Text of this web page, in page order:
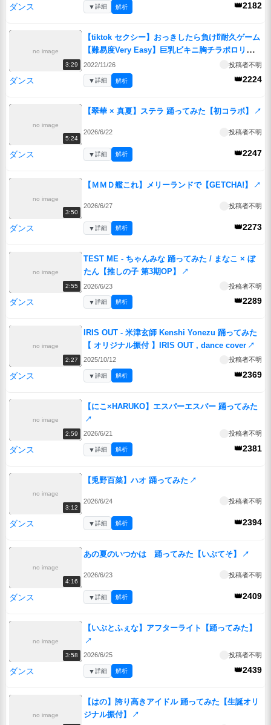
ダンス 👑2182
▼詳細 解析
no image
3:29
【tiktok セクシー】おっきしたら負け⁉耐久ゲーム
【難易度Very Easy】巨乳ビキニ胸チラポロリあ
り？↗
2022/11/26 投稿者不明
ダンス 👑2224
▼詳細 解析
no image
5:24
【翠華 × 真夏】ステラ 踊ってみた【初コラボ】 ↗
2026/6/22 投稿者不明
ダンス 👑2247
▼詳細 解析
no image
3:50
【ＭＭＤ艦これ】メリーランドで【GETCHA!】 ↗
2026/6/27 投稿者不明
ダンス 👑2273
▼詳細 解析
no image
2:55
TEST ME - ちゃんみな 踊ってみた / まなこ × ぼ
たん【推しの子 第3期OP】
↗
2026/6/23 投稿者不明
ダンス 👑2289
▼詳細 解析
no image
2:27
IRIS OUT - 米津玄師 Kenshi Yonezu 踊ってみた
【 オリジナル振付 】IRIS OUT , dance cover ↗
2025/10/12 投稿者不明
ダンス 👑2369
▼詳細 解析
no image
2:59
【にこ×HARUKO】エスパーエスパー 踊ってみた
↗
2026/6/21 投稿者不明
ダンス 👑2381
▼詳細 解析
no image
3:12
【兎野百菜】ハオ 踊ってみた ↗
2026/6/24 投稿者不明
ダンス 👑2394
▼詳細 解析
no image
4:16
あの夏のいつかは 踊ってみた【いぶてそ】 ↗
2026/6/23 投稿者不明
ダンス 👑2409
▼詳細 解析
no image
3:58
【いぶとふぇな】アフターライト【踊ってみた】
↗
2026/6/25 投稿者不明
ダンス 👑2439
▼詳細 解析
no image
【はの】誇り高きアイドル 踊ってみた【生誕オリ
ジナル振付】
↗